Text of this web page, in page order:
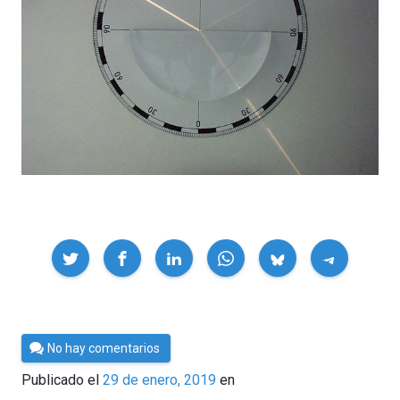
Compartir
Por
César
Tomé
No hay comentarios
Publicado el 29 de enero, 2019 en